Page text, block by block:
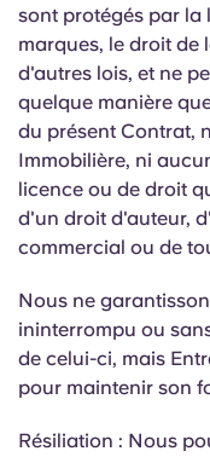
sont protégés par la
marques, le droit de
d'autres lois, et ne
quelque manière
du présent Contrat,
Immobilière, ni
licence ou de droit
d'un droit d'auteur,
commercial ou de
Nous ne
ininterrompu ou
de celui-ci, mais
pour maintenir son
Résiliation : Nous